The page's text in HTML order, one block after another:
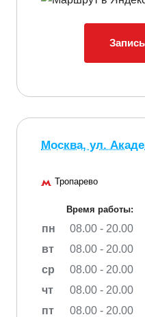
Москва, ул.
Тропарево
Время работы:
пн
08.00 - 20.00
вт
08.00 - 20.00
ср
08.00 - 20.00
чт
08.00 - 20.00
пт
08.00 - 20.00